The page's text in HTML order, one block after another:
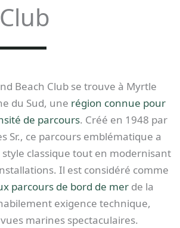
Beach Club se trouve à Myrtle
du Sud, une région connue pour
de parcours. Créé en 1948 par
Sr., ce parcours emblématique a
classique tout en modernisant
Il est considéré comme
parcours de bord de mer de la
exigence technique,
marines spectaculaires.